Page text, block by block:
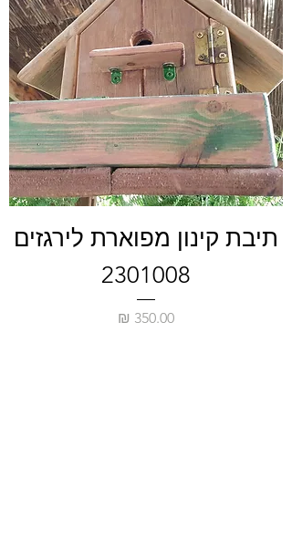
תיבת קינון מפוארת לירגזים
2301008
מחיר